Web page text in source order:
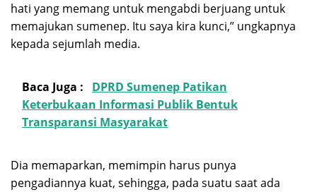
hati yang memang untuk mengabdi berjuang untuk
memajukan sumenep. Itu saya kira kunci,” ungkapnya
kepada sejumlah media.
Baca Juga :
DPRD Sumenep Patikan
Keterbukaan Informasi Publik Bentuk
Transparansi Masyarakat
Dia memaparkan, memimpin harus punya
pengadiannya kuat, sehingga, pada suatu saat ada